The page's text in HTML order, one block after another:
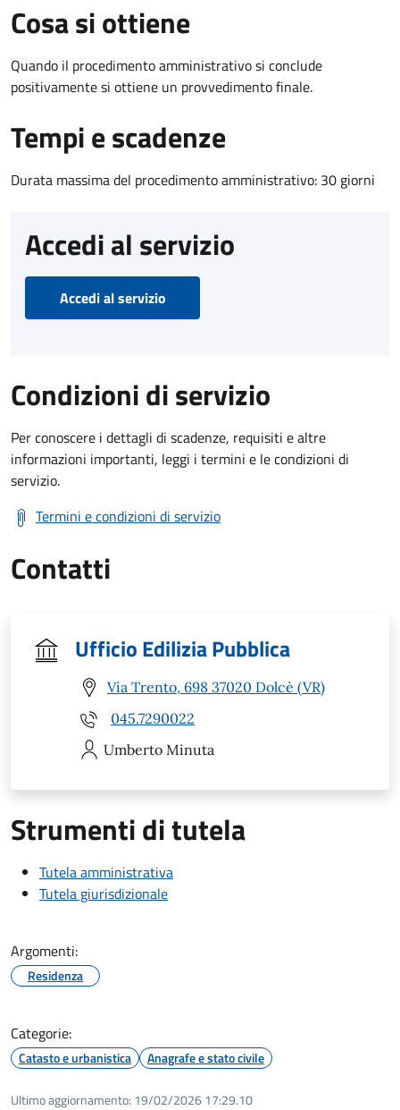
Cosa si ottiene
Quando il procedimento amministrativo si conclude
positivamente si ottiene un provvedimento finale.
Tempi e scadenze
Durata massima del procedimento amministrativo: 30 giorni
Accedi al servizio
Accedi al servizio
Condizioni di servizio
Per conoscere i dettagli di scadenze, requisiti e altre
informazioni importanti, leggi i termini e le condizioni di
servizio.
Termini e condizioni di servizio
Contatti
Ufficio Edilizia Pubblica
Via Trento, 698 37020 Dolcè (VR)
045.7290022
Umberto Minuta
Strumenti di tutela
Tutela amministrativa
Tutela giurisdizionale
Argomenti:
Residenza
Categorie:
Catasto e urbanistica Anagrafe e stato civile
Ultimo aggiornamento: 19/02/2026 17:29.10